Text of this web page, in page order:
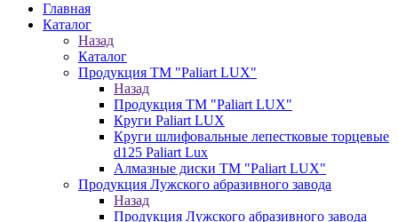
Главная
Каталог
Назад
Каталог
Продукция ТМ "Paliart LUX"
Назад
Продукция ТМ "Paliart LUX"
Круги Paliart LUX
Круги шлифовальные лепестковые торцевые
d125 Paliart Lux
Алмазные диски ТМ "Paliart LUX"
Продукция Лужского абразивного завода
Назад
Продукция Лужского абразивного завода